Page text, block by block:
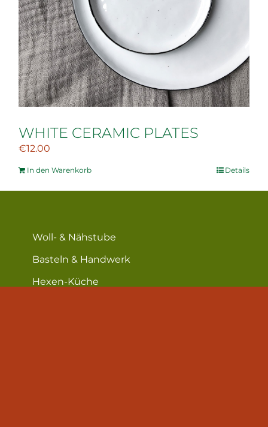
WHITE CERAMIC PLATES
€12.00
In den Warenkorb Details
Woll- & Nähstube
Basteln & Handwerk
Hexen-Küche